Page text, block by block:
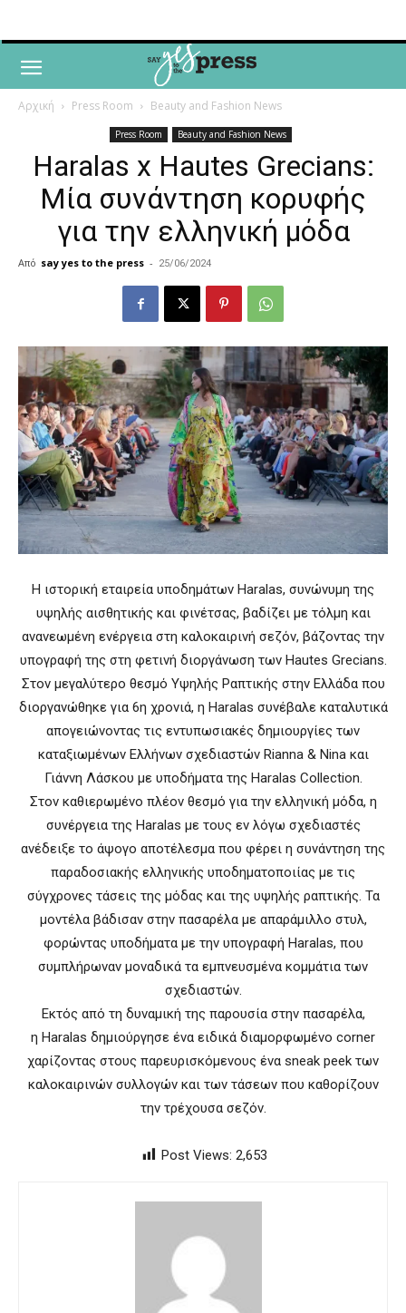
Αρχική Press Room Beauty and Fashion News
Press Room Beauty and Fashion News
Haralas x Hautes Grecians:
Μία συνάντηση κορυφής
για την ελληνική μόδα
Από say yes to the press - 25/06/2024
Η ιστορική εταιρεία υποδημάτων Haralas, συνώνυμη της
υψηλής αισθητικής και φινέτσας, βαδίζει με τόλμη και
ανανεωμένη ενέργεια στη καλοκαιρινή σεζόν, βάζοντας την
υπογραφή της στη φετινή διοργάνωση των Hautes Grecians.
Στον μεγαλύτερο θεσμό Υψηλής Ραπτικής στην Ελλάδα που
διοργανώθηκε για 6η χρονιά, η Haralas συνέβαλε καταλυτικά
απογειώνοντας τις εντυπωσιακές δημιουργίες των
καταξιωμένων Ελλήνων σχεδιαστών Rianna & Nina και
Γιάννη Λάσκου με υποδήματα της Haralas Collection.
Στον καθιερωμένο πλέον θεσμό για την ελληνική μόδα, η
συνέργεια της Haralas με τους εν λόγω σχεδιαστές
ανέδειξε το άψογο αποτέλεσμα που φέρει η συνάντηση της
παραδοσιακής ελληνικής υποδηματοποιίας με τις
σύγχρονες τάσεις της μόδας και της υψηλής ραπτικής. Τα
μοντέλα βάδισαν στην πασαρέλα με απαράμιλλο στυλ,
φορώντας υποδήματα με την υπογραφή Haralas, που
συμπλήρωναν μοναδικά τα εμπνευσμένα κομμάτια των
σχεδιαστών.
Εκτός από τη δυναμική της παρουσία στην πασαρέλα,
η Haralas δημιούργησε ένα ειδικά διαμορφωμένο corner
χαρίζοντας στους παρευρισκόμενους ένα sneak peek των
καλοκαιρινών συλλογών και των τάσεων που καθορίζουν
την τρέχουσα σεζόν.
Post Views: 2,653